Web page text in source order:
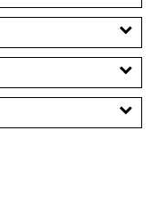
EUR
Santini